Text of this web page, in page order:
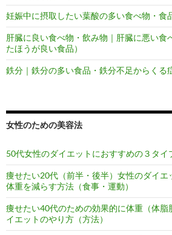
妊娠中に摂取したい葉酸の多い食べ物・食
肝臓に良い食べ物・飲み物｜肝臓に悪い食
たほうが良い食品）
鉄分｜鉄分の多い食品・鉄分不足からくる
女性のための美容法
50代女性のダイエットにおすすめの３タイ
痩せたい20代（前半・後半）女性のダイエ
体重を減らす方法（食事・運動）
痩せたい40代のための効果的に体重（体
イエットのやり方（方法）